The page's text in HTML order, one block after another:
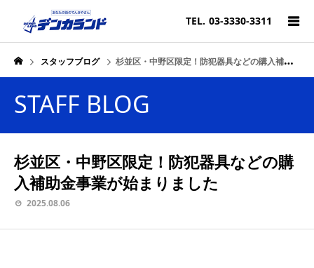
TEL. 03-3330-3311
スタッフブログ 杉並区・中野区限定！防犯器具などの購入補助金事業が始まりました
STAFF BLOG
杉並区・中野区限定！防犯器具などの購
入補助金事業が始まりました
2025.08.06